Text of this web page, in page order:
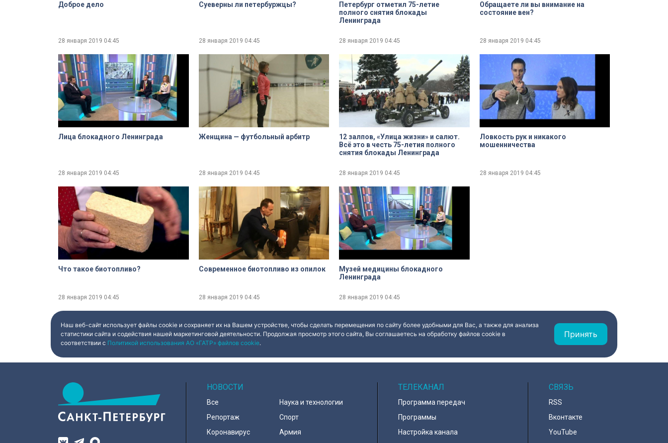
Доброе дело
28 января 2019 04:45
Суеверны ли петербуржцы?
28 января 2019 04:45
Петербург отметил 75-летие
полного снятия блокады
Ленинграда
28 января 2019 04:45
Обращаете ли вы внимание на
состояние вен?
28 января 2019 04:45
Лица блокадного Ленинграда
28 января 2019 04:45
Женщина — футбольный арбитр
28 января 2019 04:45
12 залпов, «Улица жизни» и салют.
Всё это в честь 75-летия полного
снятия блокады Ленинграда
28 января 2019 04:45
Ловкость рук и никакого
мошенничества
28 января 2019 04:45
Что такое биотопливо?
28 января 2019 04:45
Современное биотопливо из опилок
28 января 2019 04:45
Музей медицины блокадного
Ленинграда
28 января 2019 04:45
Наш веб-сайт использует файлы cookie и сохраняет их на Вашем устройстве, чтобы сделать перемещения по сайту более удобными для Вас, а также для анализа
статистики сайта и содействия нашей маркетинговой деятельности. Продолжая просмотр этого сайта, Вы соглашаетесь на обработку файлов cookie в
соответствии с Политикой использования АО «ГАТР» файлов cookie.
Принять
НОВОСТИ
Все
Репортаж
Коронавирус
Наука и технологии
Спорт
Армия
ТЕЛЕКАНАЛ
Программа передач
Программы
Настройка канала
СВЯЗЬ
RSS
Вконтакте
YouTube